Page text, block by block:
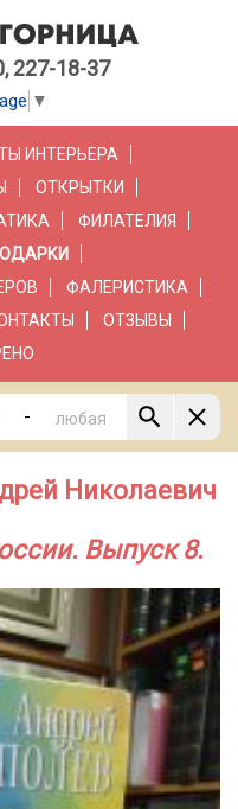
227-18-37
▼
ИНТЕРЬЕРА
ОТКРЫТКИ
ФИЛАТЕЛИЯ
ФАЛЕРИСТИКА
ОТЗЫВЫ
-
Николаевич
Выпуск 8.